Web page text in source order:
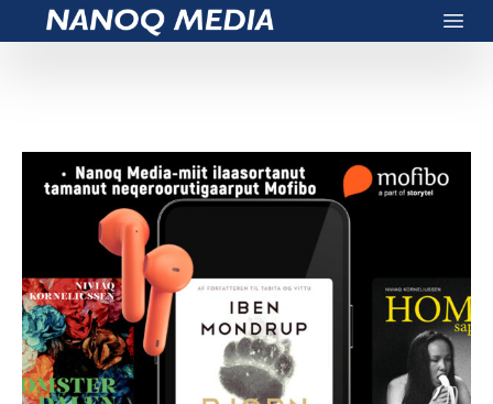
Nanoq Media